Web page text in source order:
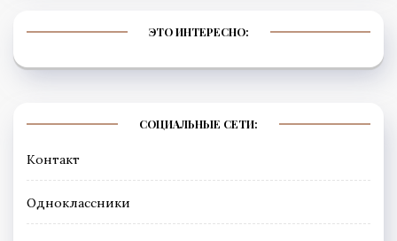
ЭТО ИНТЕРЕСНО:
СОЦИАЛЬНЫЕ СЕТИ:
Контакт
Одноклассники